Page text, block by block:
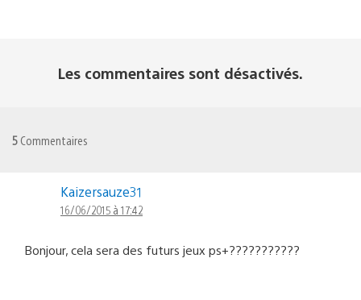
Les commentaires sont désactivés.
5 Commentaires
Kaizersauze31
16/06/2015 à 17:42
Bonjour, cela sera des futurs jeux ps+???????????